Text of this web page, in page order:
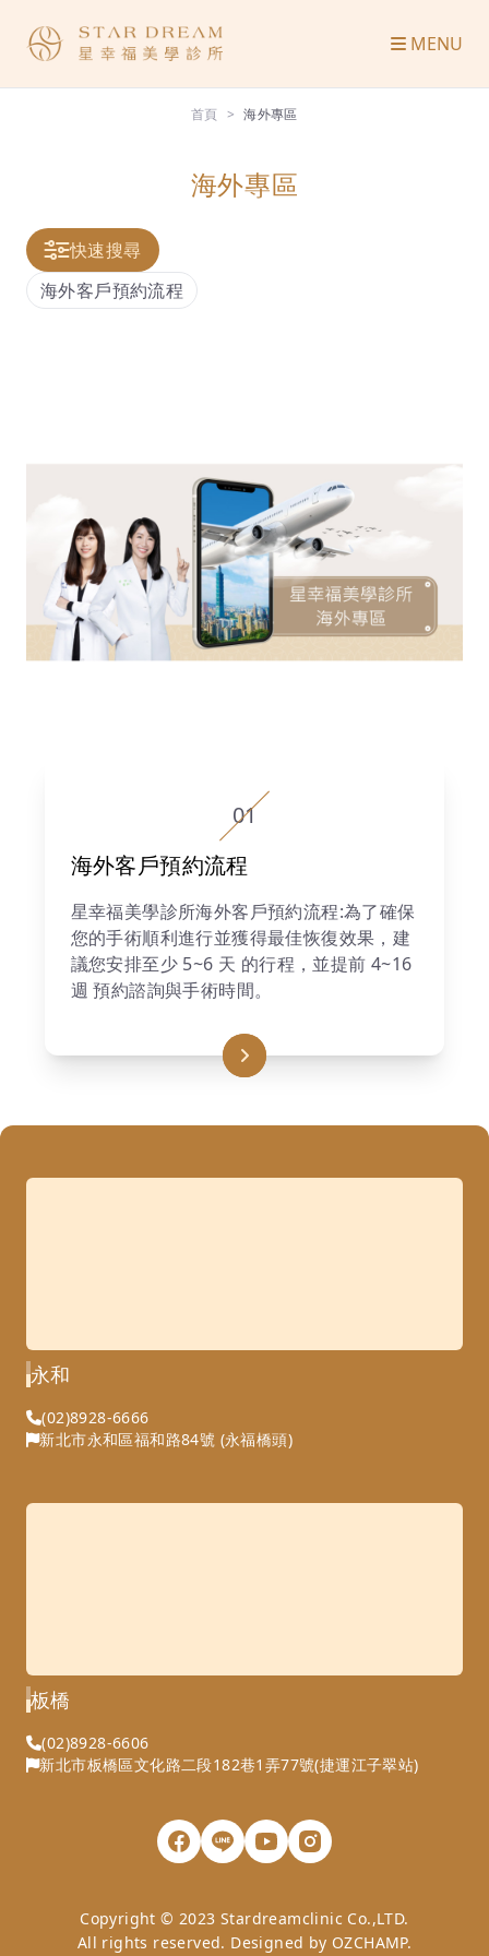
MENU
首頁 海外專區
海外專區
快速搜尋
海外客戶預約流程
01
海外客戶預約流程
星幸福美學診所海外客戶預約流程:為了確保
您的手術順利進行並獲得最佳恢復效果，建
議您安排至少 5~6 天 的行程，並提前 4~16
週 預約諮詢與手術時間。
永和
(02)8928-6666
新北市永和區福和路84號 (永福橋頭)
板橋
(02)8928-6606
新北市板橋區文化路二段182巷1弄77號(捷運江子翠站)
Copyright © 2023 Stardreamclinic Co.,LTD.
All rights reserved. Designed by OZCHAMP.